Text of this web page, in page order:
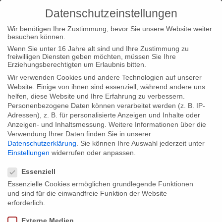
Home Type|News Ticket sale starts – “SUPERNERDS”
Ticket sale starts – “SUPERNERDS”
Our transmedia project “ SUPERNERDS
Angela Richter) begins with the first phase: Today,
tickets for the the theater event are available, which is broadcast
live from Cologne Theatre in WDR on 28 May.
Datenschutzeinstellungen
Wir benötigen Ihre Zustimmung, bevor Sie unsere Website weiter
besuchen können.
Wenn Sie unter 16 Jahre alt sind und Ihre Zustimmung zu
freiwilligen Diensten geben möchten, müssen Sie Ihre
Erziehungsberechtigten um Erlaubnis bitten.
Wir verwenden Cookies und andere Technologien auf unserer
Website. Einige von ihnen sind essenziell, während andere uns
helfen, diese Website und Ihre Erfahrung zu verbessern.
Personenbezogene Daten können verarbeitet werden (z. B. IP-
Adressen), z. B. für personalisierte Anzeigen und Inhalte oder
Anzeigen- und Inhaltsmessung. Weitere Informationen über die
Verwendung Ihrer Daten finden Sie in unserer
Datenschutzerklärung
Sie können Ihre Auswahl jederzeit unter
Einstellungen widerrufen oder anpassen.
Essenziell
Essenzielle Cookies ermöglichen grundlegende Funktionen
und sind für die einwandfreie Funktion der Website
erforderlich.